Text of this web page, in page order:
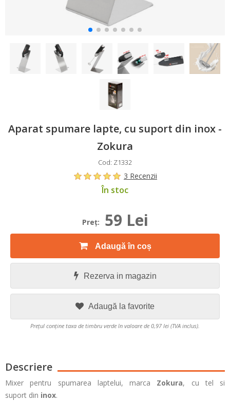
Aparat spumare lapte, cu suport din inox -
Zokura
Cod: Z1332
3 Recenzii
În stoc
Preţ: 59 Lei
Adaugă în coș
Rezerva in magazin
Adaugă la favorite
Prețul conține taxa de timbru verde în valoare de 0,97 lei (TVA inclus).
Descriere
Mixer pentru spumarea laptelui, marca Zokura, cu tel si
suport din inox.